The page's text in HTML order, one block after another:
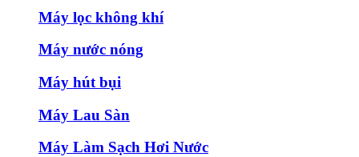
Máy lọc không khí
Máy nước nóng
Máy hút bụi
Máy Lau Sàn
Máy Làm Sạch Hơi Nước